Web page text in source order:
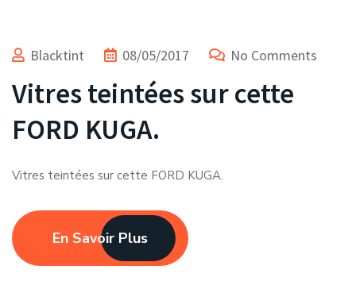
Blacktint 08/05/2017 No Comments
Vitres teintées sur cette
FORD KUGA.
Vitres teintées sur cette FORD KUGA.
En Savoir Plus